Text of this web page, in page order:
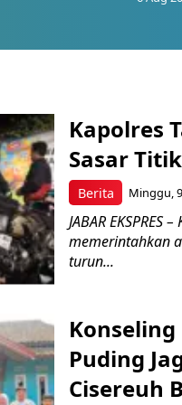
Berita
Kapolres
Sasar
Minggu,
JABAR
memerintahkan
turun...
Puding
Cisereuh